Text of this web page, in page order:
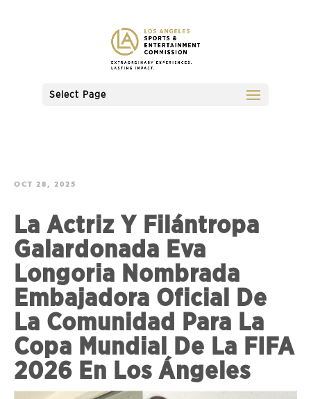
Select Page
OCT 28, 2025
La Actriz Y Filántropa
Galardonada Eva
Longoria Nombrada
Embajadora Oficial De
La Comunidad Para La
Copa Mundial De La FIFA
2026 En Los Ángeles